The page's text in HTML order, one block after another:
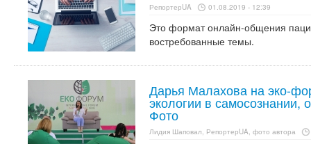
РепортерUA 01.08.2019 - 12:39
Это формат онлайн-общения
востребованные темы.
Дарья Малахова на эко-
экологии в самосознании,
Фото
Лидия Шаповал, РепортерUA, фото автора